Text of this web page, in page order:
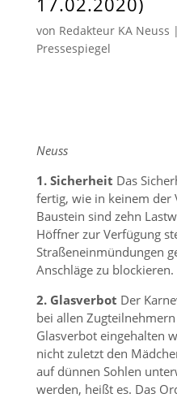
von Redakteur KA Neuss |
Pressespiegel
Neuss
1. Sicherheit Das
fertig, wie in keinem der
Baustein sind zehn
Höffner zur Verfügung
Straßeneinmündungen
Anschläge zu blockieren.
2. Glasverbot Der
bei allen
Glasverbot eingehalten
nicht zuletzt den
auf dünnen Sohlen
werden, heißt es. Das